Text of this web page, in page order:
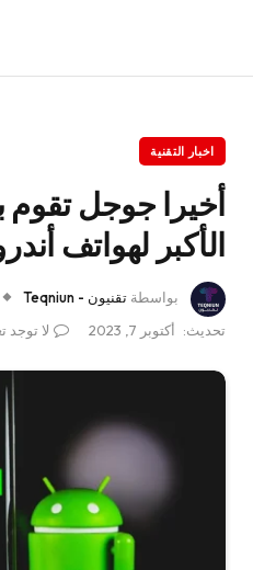
اخبار التقنية
أخيرا جوجل تقوم
الأكبر لهواتف
بواسطة تقنيون - Teqniun
تحديث:
أكتوبر 7, 2023 لا توجد